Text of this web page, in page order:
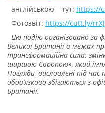
англійською – тут: https://
Фотозвіт: https://cutt.ly/
Цю подію організовано за
Великої Британії в межах
трансформаційна сила:
ширшою Європою», який
Погляди, висловлені під
обов’язково збігаються з
Британії.